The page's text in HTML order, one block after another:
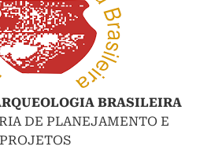
BRASILEIRA
DE PLANEJAMENTO E
PROJETOS